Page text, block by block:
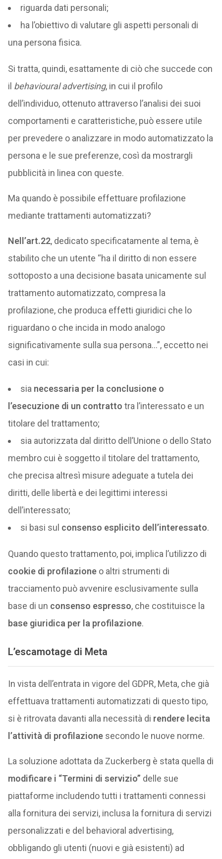
riguarda dati personali;
ha l’obiettivo di valutare gli aspetti personali di
una persona fisica.
Si tratta, quindi, esattamente di ciò che succede con
il behavioural advertising, in cui il profilo
dell’individuo, ottenuto attraverso l’analisi dei suoi
comportamenti e caratteristiche, può essere utile
per prevedere o analizzare in modo automatizzato la
persona e le sue preferenze, così da mostrargli
pubblicità in linea con queste.
Ma quando è possibile effettuare profilazione
mediante trattamenti automatizzati?
Nell’art.22, dedicato specificatamente al tema, è
stabilito che un utente “ha il diritto di non essere
sottoposto a una decisione basata unicamente sul
trattamento automatizzato, compresa la
profilazione, che produca effetti giuridici che lo
riguardano o che incida in modo analogo
significativamente sulla sua persona…”, eccetto nei
casi in cui:
sia necessaria per la conclusione o
l’esecuzione di un contratto tra l’interessato e un
titolare del trattamento;
sia autorizzata dal diritto dell’Unione o dello Stato
membro cui è soggetto il titolare del trattamento,
che precisa altresì misure adeguate a tutela dei
diritti, delle libertà e dei legittimi interessi
dell’interessato;
si basi sul consenso esplicito dell’interessato.
Quando questo trattamento, poi, implica l’utilizzo di
cookie di profilazioneo altri strumenti di
tracciamento può avvenire esclusivamente sulla
base di un consenso espresso, che costituisce la
base giuridica per la profilazione.
L’escamotage di Meta
In vista dell’entrata in vigore del GDPR, Meta, che già
effettuava trattamenti automatizzati di questo tipo,
si è ritrovata davanti alla necessità di rendere lecita
l’attività di profilazionesecondo le nuove norme.
La soluzione adottata da Zuckerberg è stata quella di
modificare i “Termini di servizio” delle sue
piattaforme includendo tutti i trattamenti connessi
alla fornitura dei servizi, inclusa la fornitura di servizi
personalizzati e del behavioral advertising,
obbligando gli utenti (nuovi e già esistenti) ad